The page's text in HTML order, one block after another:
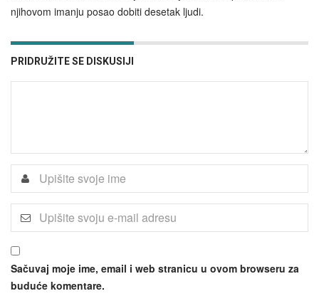
njihovom imanju posao dobiti desetak ljudi.
PRIDRUŽITE SE DISKUSIJI
Sačuvaj moje ime, email i web stranicu u ovom browseru za
buduće komentare.